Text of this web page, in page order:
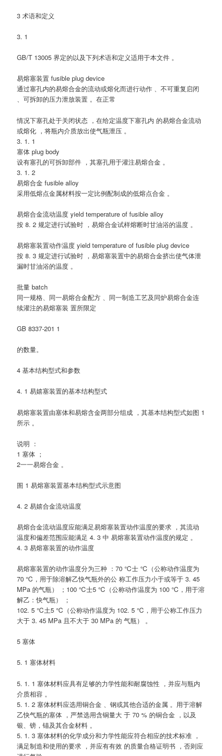
3 术语和定义
3. 1
GB/T 13005 界定的以及下列术语和定义适用于本文件 。
易熔塞装置 fusible plug device
通过塞孔内的易熔合金的流动或熔化而进行动作 、不可重复启闭
、可拆卸的压力泄放装置 。在正常
情况下塞孔处于关闭状态 ，在给定温度下塞孔内 的易熔合金流动
或熔化 ，将瓶内介质放出使气瓶泄压 。
3. 1. 1
塞体 plug body
设有塞孔的可拆卸部件 ，其塞孔用于灌注易熔合金 。
3. 1. 2
易熔合金 fusible alloy
采用低熔点金属材料按一定比例配制成的低熔点合金 。
易熔合金流动温度 yield temperature of fusible alloy
按 8. 2 规定进行试验时 ，易熔合金试样熔断时甘油浴的温度 。
易熔塞装置动作温度 yield temperature of fusible plug device
按 8. 3 规定进行试验时 ，易熔塞装置中的易熔合金挤出使气体泄
漏时甘油浴的温度 。
批量 batch
同一规格、同一易熔合金配方 、同一制造工艺及同炉易熔合金连
续灌注的易熔塞装 置所限定
GB 8337-201 1
的数量。
4 基本结构型式和参数
4. 1 易嬉塞装置的基本结构型式
易熔塞装置由塞体和易熔含金两部分组成 ，其基本结构型式如图 1
所示 。
说明 ：
1 塞体 ；
2一一易熔合金 。
圄 1 易熔塞装置基本结构型式示意图
4. 2 易嬉合金流动温度
易熔合金流动温度应能满足易熔塞装置动作温度的要求 ，其流动
温度和偏差范围应能满足 4. 3 中 易熔塞装置动作温度的规定 。
4. 3 易熔塞装置的动作温度
易熔塞装置的动作温度分为三种 ：70 ℃士 ℃（公称动作温度为
70 ℃，用于除溶解乙快气瓶外的公 称工作压力小于或等于 3. 45
MPa 的气瓶） ；100 ℃士5 ℃（公称动作温度为 100 ℃，用于溶
解乙：快气瓶） ；
102. 5 ℃土5 ℃（公称动作温度为 102. 5 ℃，用于公称工作压力
大于 3. 45 MPa 且不大于 30 MPa 的 气瓶） 。
5 塞体
5. 1 塞体材料
5. 1. 1 塞体材料应具有足够的力学性能和耐腐蚀性 ，并应与瓶内
介质相容 。
5. 1. 2 塞体材料应选用铜合金 、钢或其他合适的金属 。用于溶解
乙快气瓶的塞体 ，严禁选用含铜量大 于 70 % 的铜合金 ，以及
银、镑，锚及其合金材料 。
5. 1. 3 塞体材料的化学成分和力学性能应符合相应的技术标准 ，
满足制造和使用的要求 ，并应有有效 的质量合格证明书 ，否则应